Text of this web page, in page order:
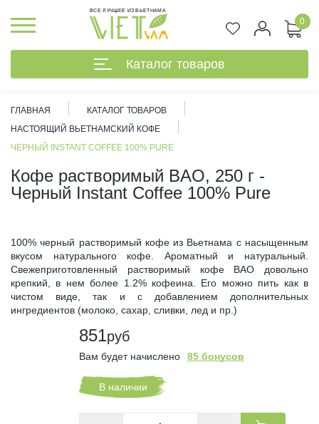
ВСЕ ЛУЧШЕЕ ИЗ ВЬЕТНАМА
0
Каталог товаров
%
ГЛАВНАЯ
КАТАЛОГ ТОВАРОВ
НАСТОЯЩИЙ ВЬЕТНАМСКИЙ КОФЕ
ЧЕРНЫЙ INSTANT COFFEE 100% PURE
Кофе растворимый BAO, 250 г -
Черный Instant Coffee 100% Pure
100% черный растворимый кофе из Вьетнама с насыщенным
вкусом натурального кофе. Ароматный и натуральный.
Свежеприготовленный растворимый кофе BAO довольно
крепкий, в нем более 1.2% кофеина. Его можно пить как в
чистом виде, так и с добавлением дополнительных
ингредиентов (молоко, сахар, сливки, лед и пр.)
851руб
Вам будет начислено 85 бонусов
В наличии